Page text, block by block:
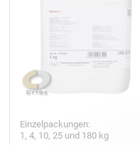
Einzelpackungen:
1, 4, 10, 25 und 180 kg